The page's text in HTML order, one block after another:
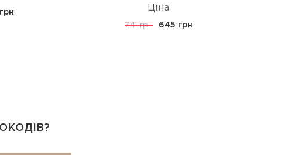
Ціна
741 грн 645 грн